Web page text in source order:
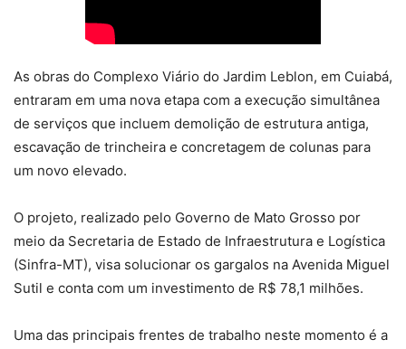
As obras do Complexo Viário do Jardim Leblon, em Cuiabá,
entraram em uma nova etapa com a execução simultânea
de serviços que incluem demolição de estrutura antiga,
escavação de trincheira e concretagem de colunas para
um novo elevado.
O projeto, realizado pelo Governo de Mato Grosso por
meio da Secretaria de Estado de Infraestrutura e Logística
(Sinfra-MT), visa solucionar os gargalos na Avenida Miguel
Sutil e conta com um investimento de R$ 78,1 milhões.
Uma das principais frentes de trabalho neste momento é a